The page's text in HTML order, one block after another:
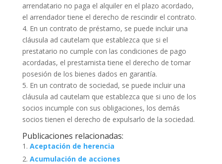
arrendatario no paga el alquiler en el plazo acordado,
el arrendador tiene el derecho de rescindir el contrato.
4. En un contrato de préstamo, se puede incluir una
cláusula ad cautelam que establezca que si el
prestatario no cumple con las condiciones de pago
acordadas, el prestamista tiene el derecho de tomar
posesión de los bienes dados en garantía.
5. En un contrato de sociedad, se puede incluir una
cláusula ad cautelam que establezca que si uno de los
socios incumple con sus obligaciones, los demás
socios tienen el derecho de expulsarlo de la sociedad.
Publicaciones relacionadas:
Aceptación de herencia
Acumulación de acciones